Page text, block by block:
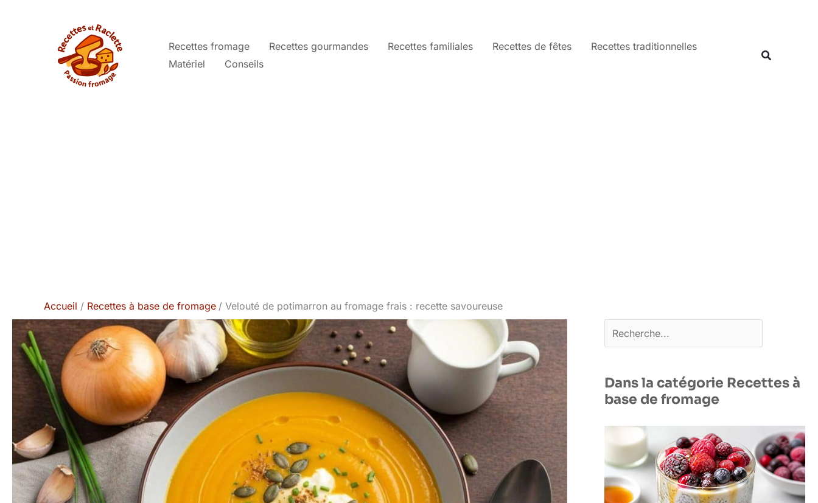
Recettes fromage Recettes gourmandes Recettes familiales Recettes de fêtes
Recettes traditionnelles
Matériel
Conseils
Accueil Recettes à base de fromage Velouté de potimarron au fromage frais : recette savoureuse
Rechercher
Dans la catégorie Recettes à
base de fromage